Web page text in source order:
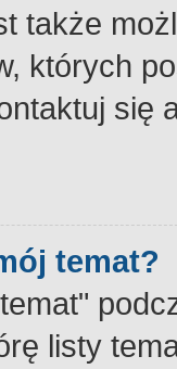
także
których
się
temat?
listy